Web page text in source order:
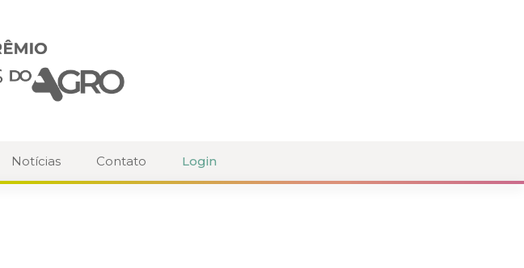
Notícias Contato Login